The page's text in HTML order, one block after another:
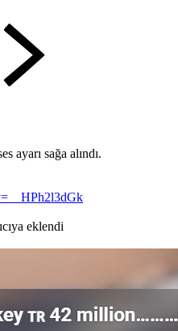
ayarı sağa alındı.
eklendi